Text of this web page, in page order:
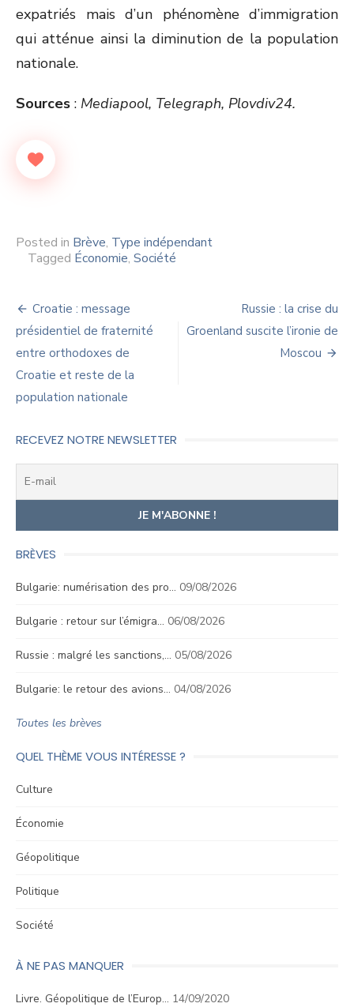
expatriés mais d’un phénomène d’immigration
qui atténue ainsi la diminution de la population
nationale.
Sources : Mediapool, Telegraph, Plovdiv24.
Posted in Brève, Type indépendant
Tagged Économie, Société
Navigation
de
l’article
Croatie : message
présidentiel de fraternité
entre orthodoxes de
Croatie et reste de la
population nationale
Russie : la crise du
Groenland suscite l’ironie de
Moscou
RECEVEZ NOTRE NEWSLETTER
BRÈVES
Bulgarie: numérisation des pro… 09/08/2026
Bulgarie : retour sur l’émigra… 06/08/2026
Russie : malgré les sanctions,… 05/08/2026
Bulgarie: le retour des avions… 04/08/2026
Toutes les brèves
QUEL THÈME VOUS INTÉRESSE ?
Culture
Économie
Géopolitique
Politique
Société
À NE PAS MANQUER
Livre. Géopolitique de l’Europ… 14/09/2020